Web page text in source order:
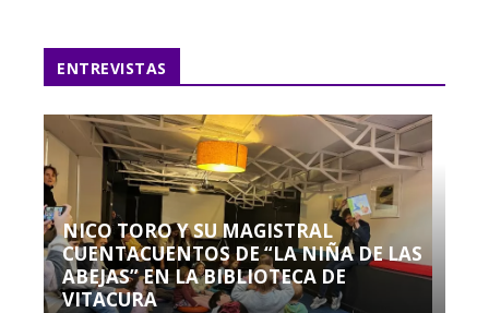
ENTREVISTAS
NICO TORO Y SU MAGISTRAL
CUENTACUENTOS DE “LA NIÑA DE LAS
ABEJAS” EN LA BIBLIOTECA DE
VITACURA